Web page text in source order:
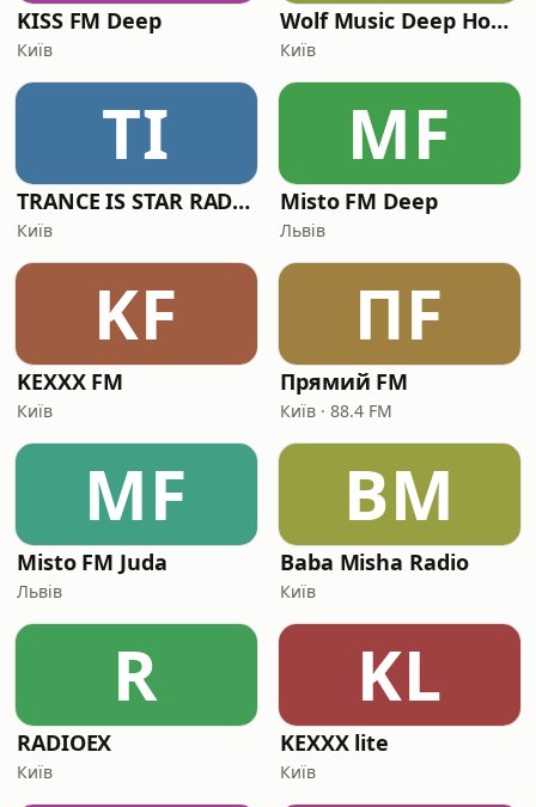
KISS FM Deep
Київ
Wolf Music Deep House Radio
Київ
TI
TRANCE IS STAR RADIO
Київ
MF
Misto FM Deep
Львів
KF
KEXXX FM
Київ
ПF
Прямий FM
Київ · 88.4 FM
MF
Misto FM Juda
Львів
BM
Baba Misha Radio
Київ
R
RADIOEX
Київ
KL
KEXXX lite
Київ